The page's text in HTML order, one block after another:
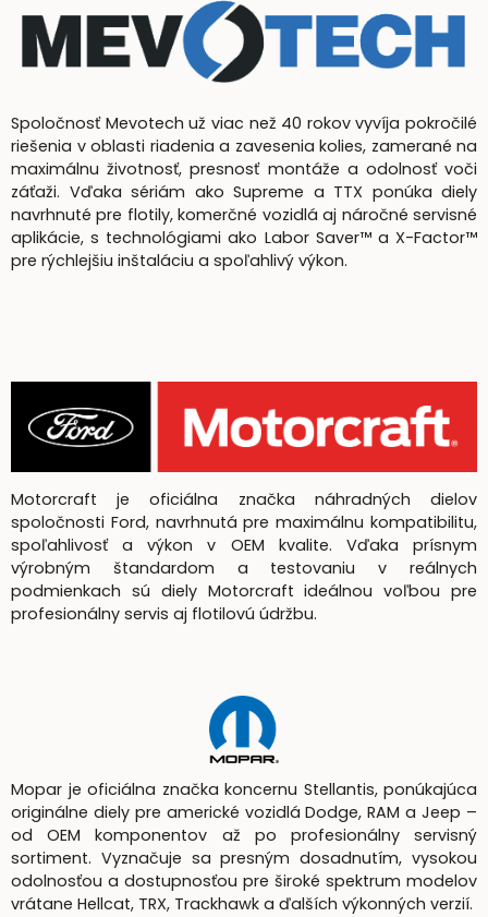
Spoločnosť Mevotech už viac než 40 rokov vyvíja pokročilé
riešenia v oblasti riadenia a zavesenia kolies, zamerané na
maximálnu životnosť, presnosť montáže a odolnosť voči
záťaži. Vďaka sériám ako Supreme a TTX ponúka diely
navrhnuté pre flotily, komerčné vozidlá aj náročné servisné
aplikácie, s technológiami ako Labor Saver™ a X-Factor™
pre rýchlejšiu inštaláciu a spoľahlivý výkon.
Motorcraft je oficiálna značka náhradných dielov
spoločnosti Ford, navrhnutá pre maximálnu kompatibilitu,
spoľahlivosť a výkon v OEM kvalite. Vďaka prísnym
výrobným štandardom a testovaniu v reálnych
podmienkach sú diely Motorcraft ideálnou voľbou pre
profesionálny servis aj flotilovú údržbu.
Mopar je oficiálna značka koncernu Stellantis, ponúkajúca
originálne diely pre americké vozidlá Dodge, RAM a Jeep –
od OEM komponentov až po profesionálny servisný
sortiment. Vyznačuje sa presným dosadnutím, vysokou
odolnosťou a dostupnosťou pre široké spektrum modelov
vrátane Hellcat, TRX, Trackhawk a ďalších výkonných verzií.